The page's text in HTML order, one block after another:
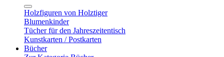
Holzfiguren von Holztiger
Blumenkinder
Tücher für den Jahreszeitentisch
Kunstkarten / Postkarten
Bücher